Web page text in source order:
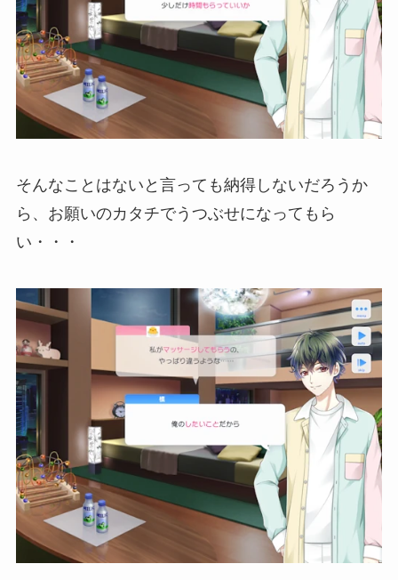
そんなことはないと言っても納得しないだろうか
ら、お願いのカタチでうつぶせになってもら
い・・・